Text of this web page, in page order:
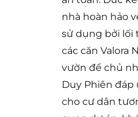
nhà hoàn hảo
sử dụng bởi lối
các căn Valora
vườn để chủ
Duy Phiên đáp
cho cư dân